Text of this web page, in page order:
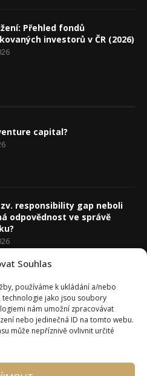
Souhlas
používáme k ukládání a/nebo
jako jsou soubory
nám umožní zpracovávat
nebo jedinečná ID na tomto webu.
může nepříznivě ovlivnit určité
Přehled fondů
investorů v ČR (2026)
capital?
responsibility gap neboli
odpovědnost ve správě